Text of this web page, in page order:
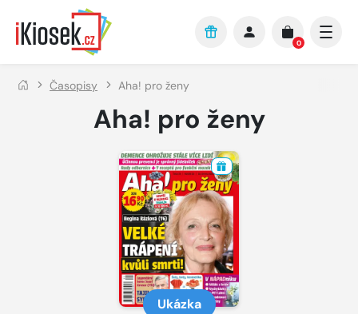
Přejít na hlavní obsah
0
Časopisy Aha! pro ženy
Aha! pro ženy
Ukázka